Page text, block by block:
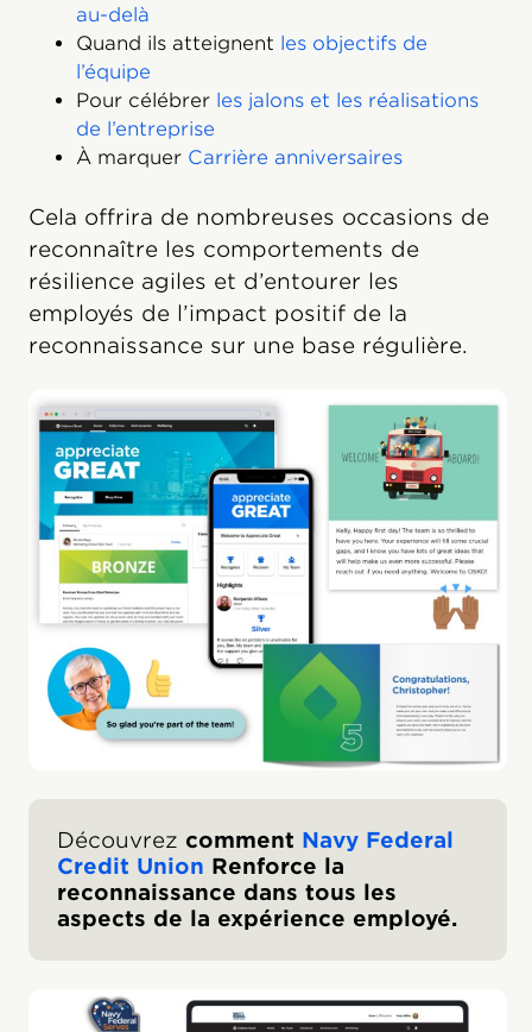
au-delà
Quand ils atteignent les objectifs de
l’équipe
Pour célébrer les jalons et les réalisations
de l’entreprise
À marquer Carrière anniversaires
Cela offrira de nombreuses occasions de
reconnaître les comportements de
résilience agiles et d’entourer les
employés de l’impact positif de la
reconnaissance sur une base régulière.
Découvrez comment Navy Federal
Credit Union Renforce la
reconnaissance dans tous les
aspects de la expérience employé.